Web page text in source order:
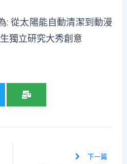
:從太陽能自動清潔到動漫
獨立研究大秀創意
下一篇